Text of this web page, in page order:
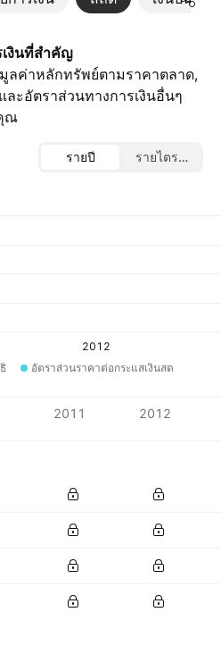
งินที่สำคัญ
ลค่าหลักทรัพย์ตามราคาตลาด,
ละอัตราส่วนทางการเงินอื่นๆ
ณ
รายปี รายไตรมาส
2012
อัตราส่วนราคาต่อกระแสเงินสด
2011 2012